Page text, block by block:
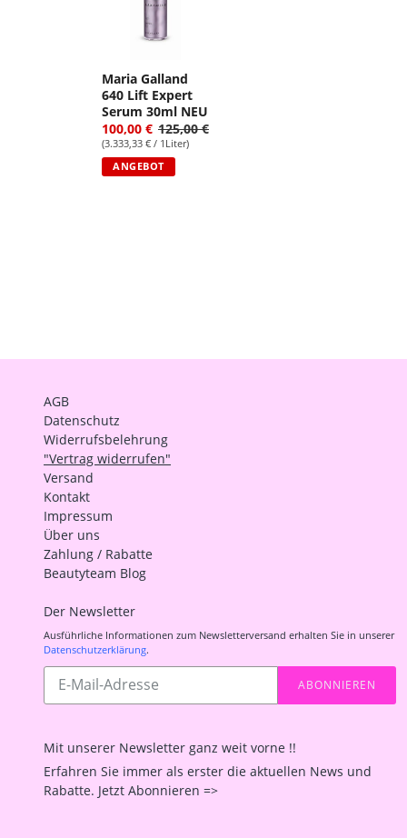
Maria Galland
640 Lift Expert
Serum 30ml NEU
100,00 € 125,00 €
(3.333,33 € / 1Liter)
ANGEBOT
AGB
Datenschutz
Widerrufsbelehrung
"Vertrag widerrufen"
Versand
Kontakt
Impressum
Über uns
Zahlung / Rabatte
Beautyteam Blog
Der Newsletter
Ausführliche Informationen zum Newsletterversand erhalten Sie in unserer
Datenschutzerklärung.
Abonnieren
unsere
ABONNIEREN
Mit unserer Newsletter ganz weit vorne !!
Erfahren Sie immer als erster die aktuellen News und
Rabatte. Jetzt Abonnieren =>